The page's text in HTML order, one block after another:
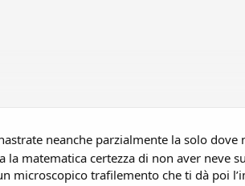
neanche parzialmente la solo dove
la matematica certezza di non aver neve
microscopico trafilemento che ti dà poi